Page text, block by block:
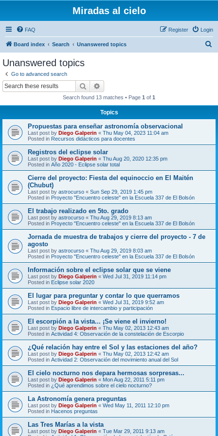
Miradas al cielo
FAQ Login
Register
Board index Search Unanswered topics
Unanswered topics
Go to advanced search
Search
Search found 13 matches • Page 1 of 1
Topics
Propuestas para enseñar astronomía observacional
Last post by Diego Galperin « Thu May 04, 2023 11:04 am
Posted in Recursos didácticos para docentes
Registros del eclipse solar
Last post by Diego Galperin « Thu Aug 20, 2020 12:35 pm
Posted in Año 2020 - Eclipse solar total
Cierre del proyecto: Fiesta del equinoccio en El Maitén
(Chubut)
Last post by astrocurso « Sun Sep 29, 2019 1:45 pm
Posted in Proyecto "Encuentro celeste" en la Escuela 337 de El Bolsón
El trabajo realizado en 5to. grado
Last post by astrocurso « Thu Aug 29, 2019 8:13 am
Posted in Proyecto "Encuentro celeste" en la Escuela 337 de El Bolsón
Jornada de muestra de trabajos y cierre del proyecto - 7 de
agosto
Last post by astrocurso « Thu Aug 29, 2019 8:03 am
Posted in Proyecto "Encuentro celeste" en la Escuela 337 de El Bolsón
Información sobre el eclipse solar que se viene
Last post by Diego Galperin « Wed Jul 31, 2019 11:14 pm
Posted in Eclipse solar 2020
El lugar para preguntar y contar lo que querramos
Last post by Diego Galperin « Wed Jul 31, 2019 9:52 am
Posted in Espacio libre de intercambio y participación
El escorpión a la vista... ¡Se viene el invierno!
Last post by Diego Galperin « Thu May 02, 2013 12:43 am
Posted in Actividad 4: Observación de la constelación de Escorpio
¿Qué relación hay entre el Sol y las estaciones del año?
Last post by Diego Galperin « Thu May 02, 2013 12:42 am
Posted in Actividad 2: Observación del movimiento anual del Sol
El cielo nocturno nos depara hermosas sorpresas...
Last post by Diego Galperin « Mon Aug 22, 2011 5:11 pm
Posted in ¿Qué aprendimos sobre el cielo nocturno?
La Astronomía genera preguntas
Last post by Diego Galperin « Wed May 11, 2011 12:10 pm
Posted in Hacenos preguntas
Las Tres Marías a la vista
Last post by Diego Galperin « Tue Mar 29, 2011 9:13 am